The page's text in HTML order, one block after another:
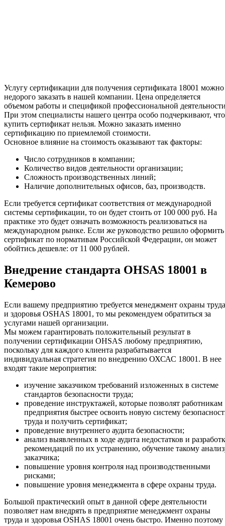
Услугу сертификации для получения сертификата 18001 можно
недорого заказать в нашей компании. Цена определяется
объемом работы и спецификой профессиональной
При этом специалисты нашего центра особо подчеркивают, что
купить сертификат нельзя. Можно заказать именно
сертификацию по приемлемой стоимости.
Основное влияние на стоимость оказывают так факторы:
Число сотрудников в компании;
Количество видов деятельности организации;
Сложность производственных линий;
Наличие дополнительных офисов, баз, производств.
Если требуется сертификат соответствия от международной
системы сертификации, то он будет стоить от 100 000 руб. На
практике это будет означать возможность реализоваться на
международном рынке. Если же руководство решило оформить
сертификат по нормативам Российской Федерации, он может
обойтись дешевле: от 11 000 рублей.
Внедрение стандарта OHSAS 18001 в
Кемерово
Если вашему предприятию требуется менеджмент охраны труда
и здоровья OSHAS 18001, то мы рекомендуем обратиться за
услугами нашей организации.
Мы можем гарантировать положительный результат в
получении сертификации OHSAS любому предприятию,
поскольку для каждого клиента разрабатывается
индивидуальная стратегия по внедрению ОХСАС 18001. В нее
входят такие мероприятия:
изучение заказчиком требований изложенных в системе
стандартов безопасности труда;
проведение инструктажей, которые позволят работникам
предприятия быстрее освоить новую систему
труда и получить сертификат;
проведение внутреннего аудита безопасности;
анализ выявленных в ходе аудита недостатков и
рекомендаций по их устранению, обучение такому
заказчика;
повышение уровня контроля над производственными
рисками;
повышение уровня менеджмента в сфере охраны труда.
Большой практический опыт в данной сфере деятельности
позволяет нам внедрять в предприятие менеджмент охраны
труда и здоровья OSHAS 18001 очень быстро. Именно поэтому